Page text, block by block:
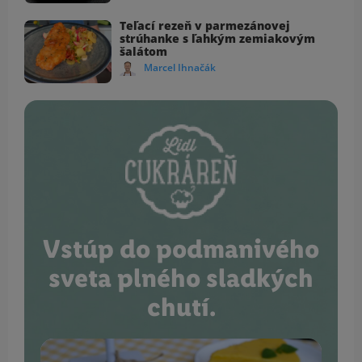
Teľací rezeň v parmezánovej
strúhanke s ľahkým zemiakovým
šalátom
Marcel Ihnačák
Vstúp do podmanivého
sveta plného sladkých
chutí.